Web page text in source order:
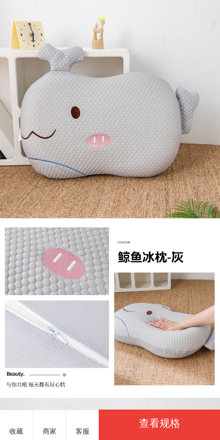
收藏 商家 客服
查看规格